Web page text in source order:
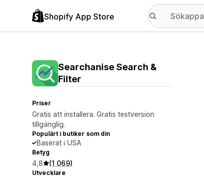
Shopify App Store
Searchanise Search &
Filter
Priser
Gratis att installera. Gratis testversion
tillgänglig.
Populärt i butiker som din
Baserat i USA
Betyg
4,8 (1 069)
Utvecklare